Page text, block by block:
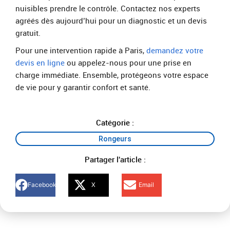
nuisibles prendre le contrôle. Contactez nos experts
agréés dès aujourd’hui pour un diagnostic et un devis
gratuit.
Pour une intervention rapide à Paris, demandez votre
devis en ligne ou appelez-nous pour une prise en
charge immédiate. Ensemble, protégeons votre espace
de vie pour y garantir confort et santé.
Catégorie :
Rongeurs
Partager l'article :
Facebook X Email